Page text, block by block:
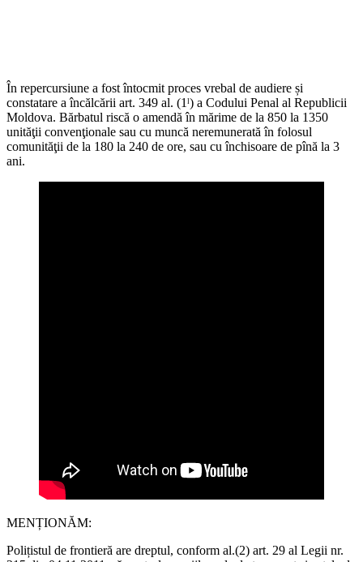
În repercursiune a fost întocmit proces vrebal de audiere și
constatare a încălcării art. 349 al. (1ˡ) a Codului Penal al Republicii
Moldova. Bărbatul riscă o amendă în mărime de la 850 la 1350
unităţii convenţionale sau cu muncă neremunerată în folosul
comunităţii de la 180 la 240 de ore, sau cu închisoare de pînă la 3
ani.
MENȚIONĂM:
Polițistul de frontieră are dreptul, conform al.(2) art. 29 al Legii nr.